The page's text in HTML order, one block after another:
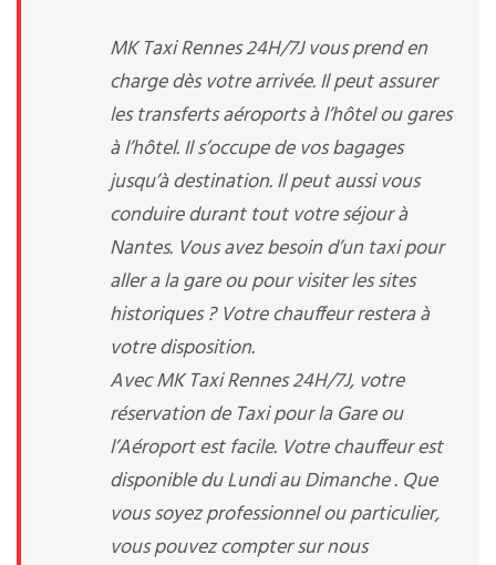
MK Taxi Rennes 24H/7J vous prend en
charge dès votre arrivée. Il peut assurer
les transferts aéroports à l’hôtel ou gares
à l’hôtel. Il s’occupe de vos bagages
jusqu’à destination. Il peut aussi vous
conduire durant tout votre séjour à
Nantes. Vous avez besoin d’un taxi pour
aller a la gare ou pour visiter les sites
historiques ? Votre chauffeur restera à
votre disposition.
Avec MK Taxi Rennes 24H/7J, votre
réservation de Taxi pour la Gare ou
l’Aéroport est facile. Votre chauffeur est
disponible du Lundi au Dimanche . Que
vous soyez professionnel ou particulier,
vous pouvez compter sur nous